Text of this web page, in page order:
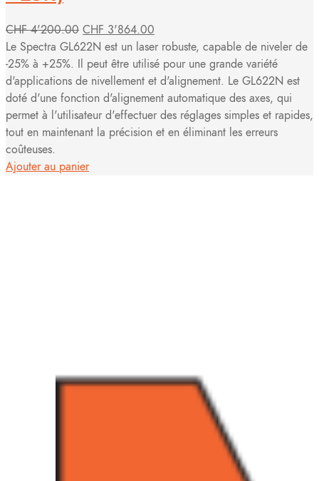
CHF4'200.00 CHF 3'864.00
Le Spectra GL622N est un laser robuste, capable de niveler de
-25% à +25%. Il peut être utilisé pour une grande variété
d'applications de nivellement et d'alignement. Le GL622N est
doté d'une fonction d'alignement automatique des axes, qui
permet à l'utilisateur d'effectuer des réglages simples et rapides,
tout en maintenant la précision et en éliminant les erreurs
coûteuses.
Ajouter au panier